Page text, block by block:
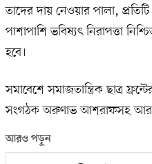
তাদের দায় নেওয়ার পালা,
পাশাপাশি ভবিষ্যৎ নিরাপত্তা
হবে।
সমাবেশে সমাজতান্ত্রিক ছাত্র
সংগঠক অরুণাভ আশরাফসহ
আরও পড়ুন